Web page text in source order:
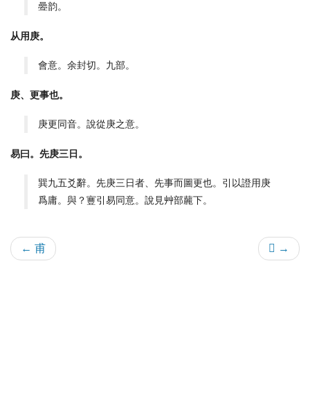
㬪韵。
从用庚。
會意。余封切。九部。
庚、更事也。
庚更同音。說從庚之意。
易曰。先庚三日。
巽九五爻辭。先庚三日者、先事而圖更也。引以證用庚
爲庸。與？寷引易同意。說見艸部䕻下。
← 甫 𤰈 →